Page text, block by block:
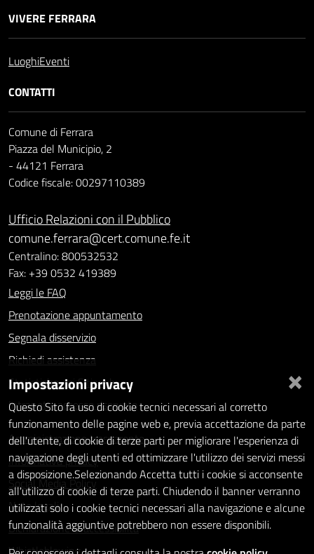
VIVERE FERRARA
LuoghiEventi
CONTATTI
Comune di Ferrara
Piazza del Municipio, 2
- 44121 Ferrara
Codice fiscale: 00297110389
Ufficio Relazioni con il Pubblico
comune.ferrara@cert.comune.fe.it
Centralino: 800532532
Fax: +39 0532 419389
Leggi le FAQ
Prenotazione appuntamento
Segnala disservizio
Richiedi assistenza
Statistiche dei Siti web
Intranet - accesso riservato
Amministrazione trasparente
Informativa privacy
Social Media Policy
Note legali
Dichiarazione di accessibilità
Whistleblowing
×
Impostazioni privacy
Questo Sito fa uso di cookie tecnici necessari al corretto
funzionamento delle pagine web e, previa accettazione da parte
dell'utente, di cookie di terze parti per migliorare l'esperienza di
navigazione degli utenti ed ottimizzare l'utilizzo dei servizi messi
a disposizione.Selezionando Accetta tutti i cookie si acconsente
all'utilizzo di cookie di terze parti. Chiudendo il banner verranno
utilizzati solo i cookie tecnici necessari alla navigazione e alcune
funzionalità aggiuntive potrebbero non essere disponibili.